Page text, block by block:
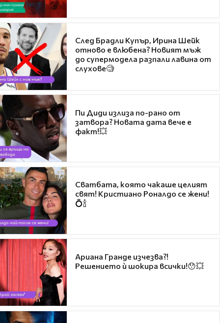
След Брадли Купър, Ирина Шейк
отново е влюбена? Новият мъж
до супермодела разпали лавина от
слухове🧐
Пи Диди излиза по-рано от
затвора? Новата дата вече е
факт!💥
Сватбата, която чакаше целият
свят! Кристиано Роналдо се жени!
💍🍾
Ариана Гранде изчезва?!
Решението ѝ шокира всички!😯💥